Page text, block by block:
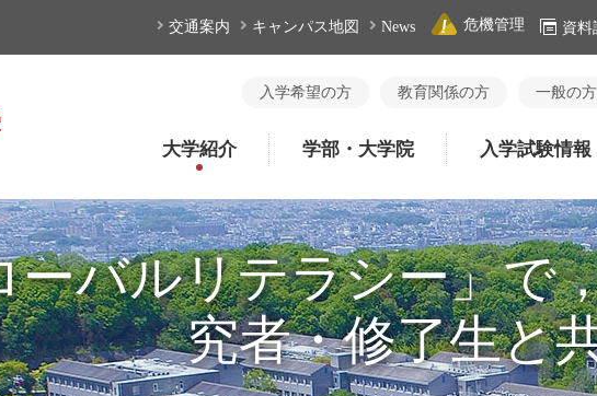
交通案内 キャンパス地図 News 危機管理 資料
入学希望の方 教育関係の方 一般の方
大学紹介 学部・大学院 入学試験情報
ーバルリテラシー」で
究者・修了生と